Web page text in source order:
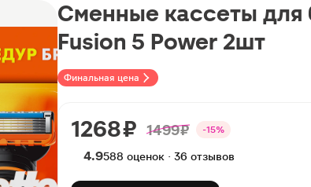
Финальная цена
Сменные кассеты для
Fusion 5 Power 2шт
1268 ₽ 1499 ₽ -15%
4.9588 оценок · 36 отзывов